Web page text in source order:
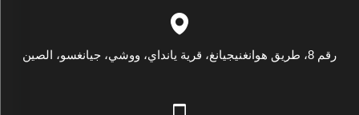
رقم 8، طريق هوانغنيجيانغ، قرية يانداي، ووشي، جيانغسو، الصين